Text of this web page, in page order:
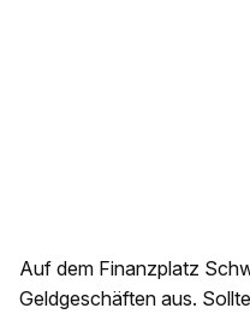
Auf dem Finanzplatz
Geldgeschäften aus.